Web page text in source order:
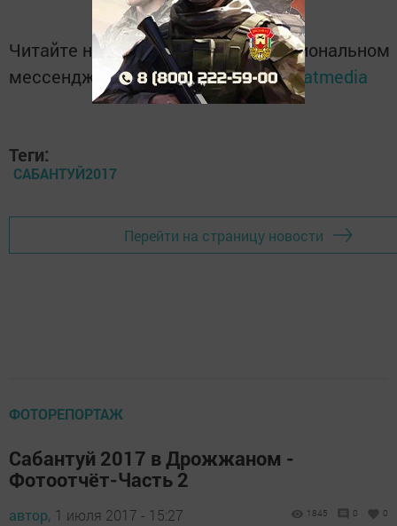
Читайте новости Татарстана в национальном
мессенджере MАХ:https://max.ru/tatmedia
Теги:
САБАНТУЙ2017
Перейти на страницу новости
ФОТОРЕПОРТАЖ
Сабантуй 2017 в Дрожжаном -
Фотоотчёт-Часть 2
автор, 1 июля 2017 - 15:27 1845 0 0